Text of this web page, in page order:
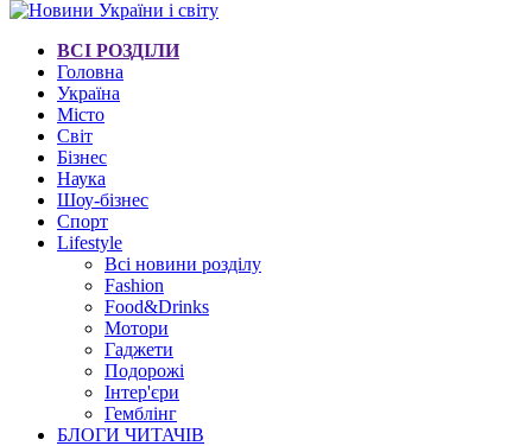
ВСІ РОЗДІЛИ
Головна
Україна
Місто
Світ
Бізнес
Наука
Шоу-бізнес
Спорт
Lifestyle
Всі новини розділу
Fashion
Food&Drinks
Мотори
Гаджети
Подорожі
Інтер'єри
Гемблінг
БЛОГИ ЧИТАЧІВ